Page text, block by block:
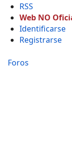
RSS
Web NO
Identificarse
Registrarse
Foros